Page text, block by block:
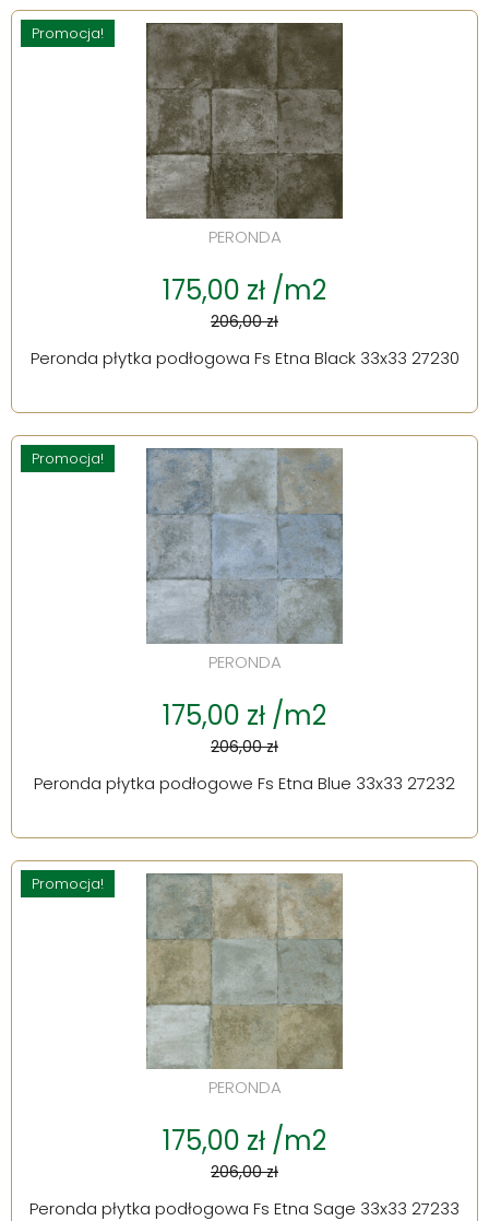
Promocja!
PERONDA
175,00 zł /m2
206,00 zł
Peronda płytka podłogowa Fs Etna Black 33x33 27230
Promocja!
PERONDA
175,00 zł /m2
206,00 zł
Peronda płytka podłogowe Fs Etna Blue 33x33 27232
Promocja!
PERONDA
175,00 zł /m2
206,00 zł
Peronda płytka podłogowa Fs Etna Sage 33x33 27233